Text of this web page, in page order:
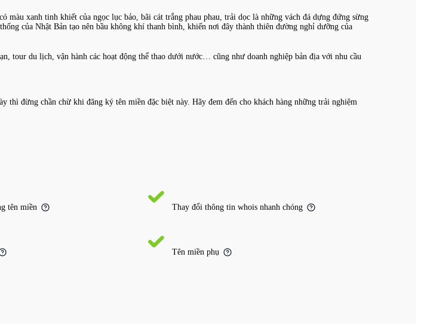
màu xanh tinh khiết của ngọc lục bảo, bãi cát trắng phau phau, trải dọc là những vách đá dựng đứng sừng
của Nhật Bản tạo nên bầu không khí thanh bình, khiến nơi đây thành thiên đường nghỉ dưỡng của
tour du lịch, vận hành các hoạt động thể thao dưới nước… cũng như doanh nghiệp bản địa với nhu cầu
thì đừng chần chừ khi đăng ký tên miền đặc biệt này. Hãy đem đến cho khách hàng những trải nghiệm
tên miền Thay đổi thông tin whois nhanh chóng
Tên miền phụ